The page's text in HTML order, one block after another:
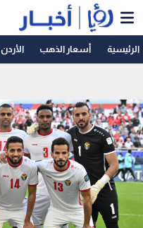
الرئيسية أسعار الذهب الأردن